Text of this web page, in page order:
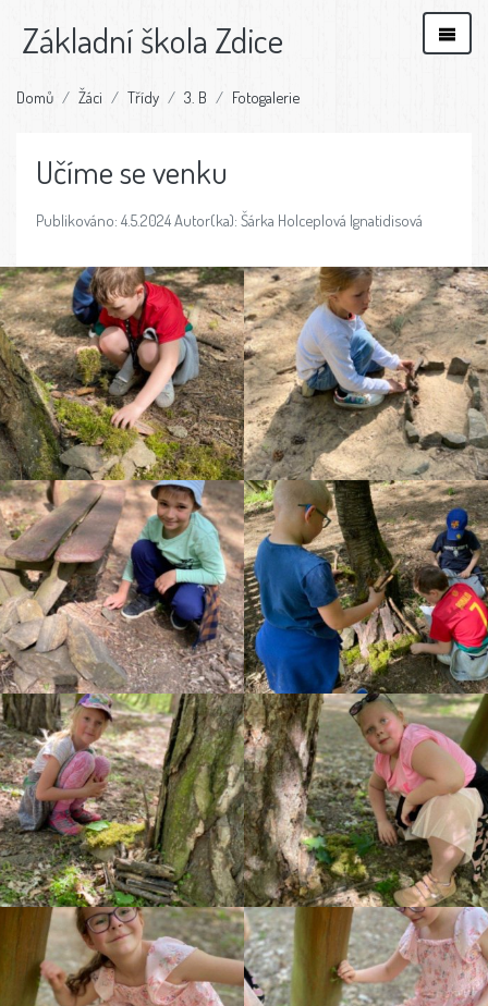
Základní škola Zdice
Domů Žáci Třídy 3. B Fotogalerie
Učíme se venku
Publikováno: 4.5.2024 Autor(ka): Šárka Holceplová Ignatidisová